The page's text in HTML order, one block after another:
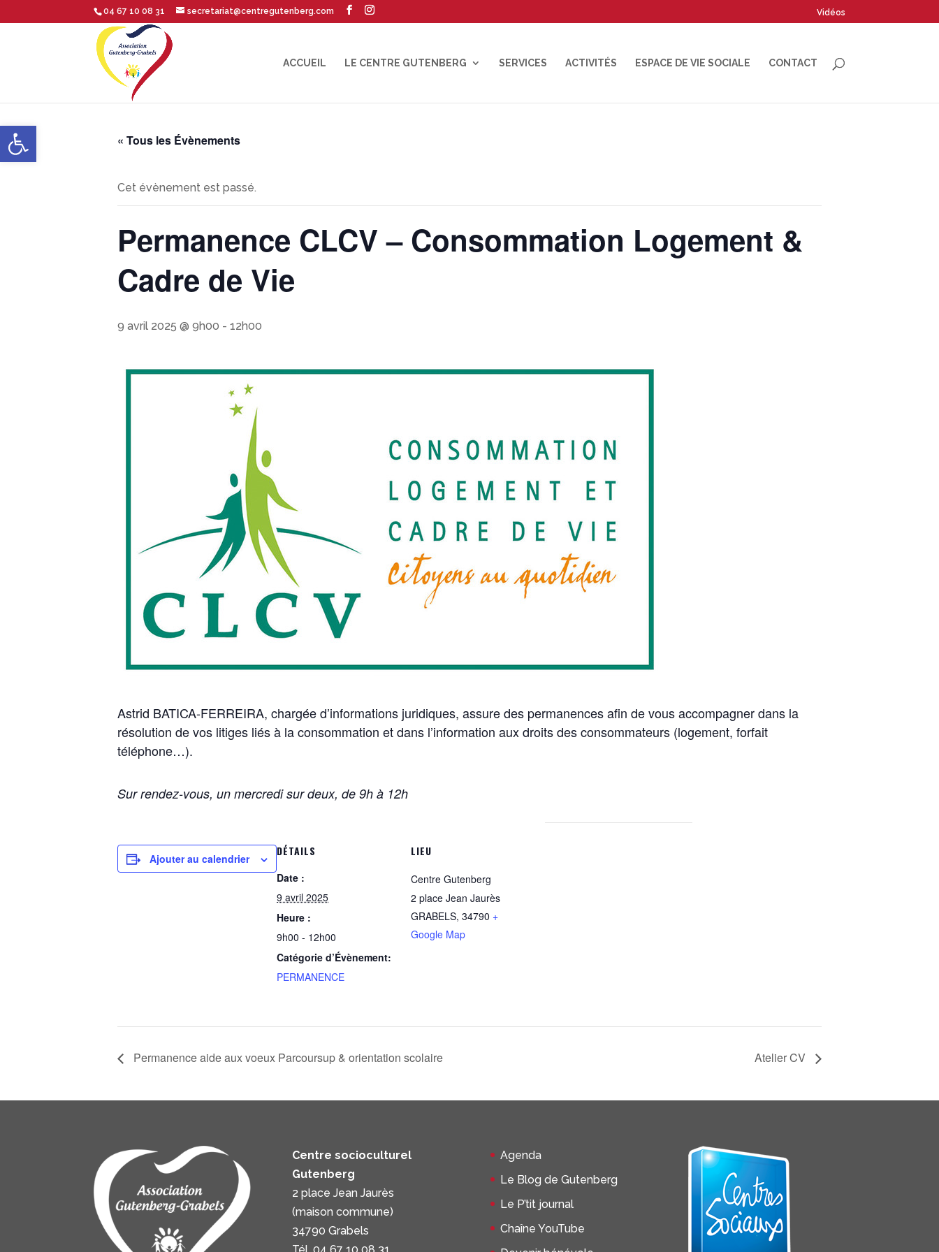
Ouvrir la barre d’outils
04 67 10 08 31 secretariat@centregutenberg.com Vidéos
ACCUEIL LE CENTRE GUTENBERG SERVICES ACTIVITÉS ESPACE DE VIE SOCIALE CONTACT
« Tous les Évènements
Cet évènement est passé.
Permanence CLCV – Consommation Logement &
Cadre de Vie
9 avril 2025 @ 9h00 - 12h00
Astrid BATICA-FERREIRA, chargée d’informations juridiques, assure des permanences afin de vous accompagner dans la
résolution de vos litiges liés à la consommation et dans l’information aux droits des consommateurs (logement, forfait
téléphone…).
Sur rendez-vous, un mercredi sur deux, de 9h à 12h
Ajouter au calendrier
DÉTAILS
Date :
9 avril 2025
Heure :
9h00 - 12h00
Catégorie d’Évènement:
PERMANENCE
LIEU
Centre Gutenberg
2 place Jean Jaurès
GRABELS, 34790 +
Google Map
Permanence aide aux voeux Parcoursup & orientation scolaire Atelier CV
Centre socioculturel
Gutenberg
2 place Jean Jaurès
(maison commune)
34790 Grabels
Agenda
Le Blog de Gutenberg
Le P’tit journal
Chaîne YouTube